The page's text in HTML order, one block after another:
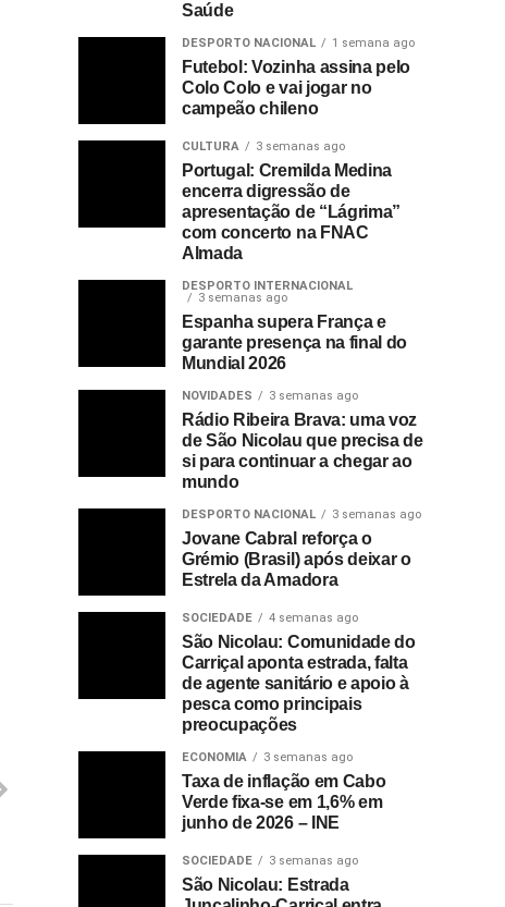
Saúde
DESPORTO NACIONAL 1 semana ago
Futebol: Vozinha assina pelo
Colo Colo e vai jogar no
campeão chileno
CULTURA 3 semanas ago
Portugal: Cremilda Medina
encerra digressão de
apresentação de “Lágrima”
com concerto na FNAC
Almada
DESPORTO INTERNACIONAL
3 semanas ago
Espanha supera França e
garante presença na final do
Mundial 2026
NOVIDADES 3 semanas ago
Rádio Ribeira Brava: uma voz
de São Nicolau que precisa de
si para continuar a chegar ao
mundo
DESPORTO NACIONAL 3 semanas ago
Jovane Cabral reforça o
Grémio (Brasil) após deixar o
Estrela da Amadora
SOCIEDADE 4 semanas ago
São Nicolau: Comunidade do
Carriçal aponta estrada, falta
de agente sanitário e apoio à
pesca como principais
preocupações
ECONOMIA 3 semanas ago
Taxa de inflação em Cabo
Verde fixa-se em 1,6% em
junho de 2026 – INE
SOCIEDADE 3 semanas ago
São Nicolau: Estrada